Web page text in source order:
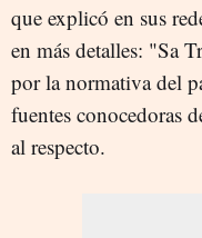
que explicó en sus
en más detalles: "Sa
por la normativa del
fuentes conocedoras
al respecto.